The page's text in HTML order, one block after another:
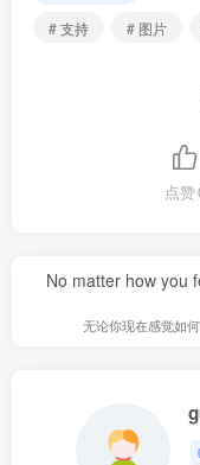
# 支持
# 图片
点赞
No matter how you
无论你现在感觉如